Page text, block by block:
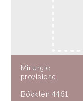
Minergie
provisional
Böckten 4461